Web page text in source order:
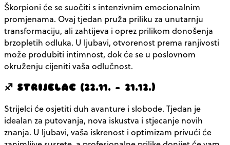
Škorpioni će se suočiti s intenzivnim emocionalnim
promjenama. Ovaj tjedan pruža priliku za unutarnju
transformaciju, ali zahtijeva i oprez prilikom donošenja
brzopletih odluka. U ljubavi, otvorenost prema ranjivosti
može produbiti intimnost, dok će se u poslovnom
okruženju cijeniti vaša odlučnost.
♐ STRIJELAC (22.11. – 21.12.)
Strijelci će osjetiti duh avanture i slobode. Tjedan je
idealan za putovanja, nova iskustva i stjecanje novih
znanja. U ljubavi, vaša iskrenost i optimizam privući će